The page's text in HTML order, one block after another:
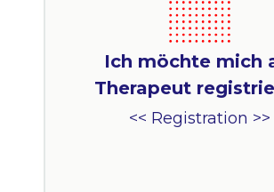
Ich möchte mich
Therapeut
<< Registration >>